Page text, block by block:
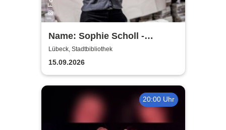
Name: Sophie Scholl -
Theater Lübeck
Lübeck, Stadtbibliothek
15.09.2026
20:00 Uhr